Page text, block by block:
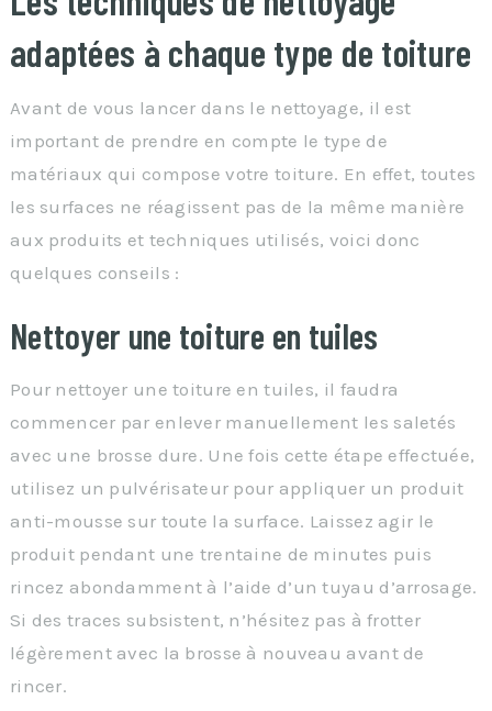
adaptées à chaque type de toiture
Avant de vous lancer dans le nettoyage, il est
important de prendre en compte le type de
matériaux qui compose votre toiture. En effet, toutes
les surfaces ne réagissent pas de la même manière
aux produits et techniques utilisés, voici donc
quelques conseils :
Nettoyer une toiture en tuiles
Pour nettoyer une toiture en tuiles, il faudra
commencer par enlever manuellement les saletés
avec une brosse dure. Une fois cette étape effectuée,
utilisez un pulvérisateur pour appliquer un produit
anti-mousse sur toute la surface. Laissez agir le
produit pendant une trentaine de minutes puis
rincez abondamment à l’aide d’un tuyau d’arrosage.
Si des traces subsistent, n’hésitez pas à frotter
légèrement avec la brosse à nouveau avant de
rincer.